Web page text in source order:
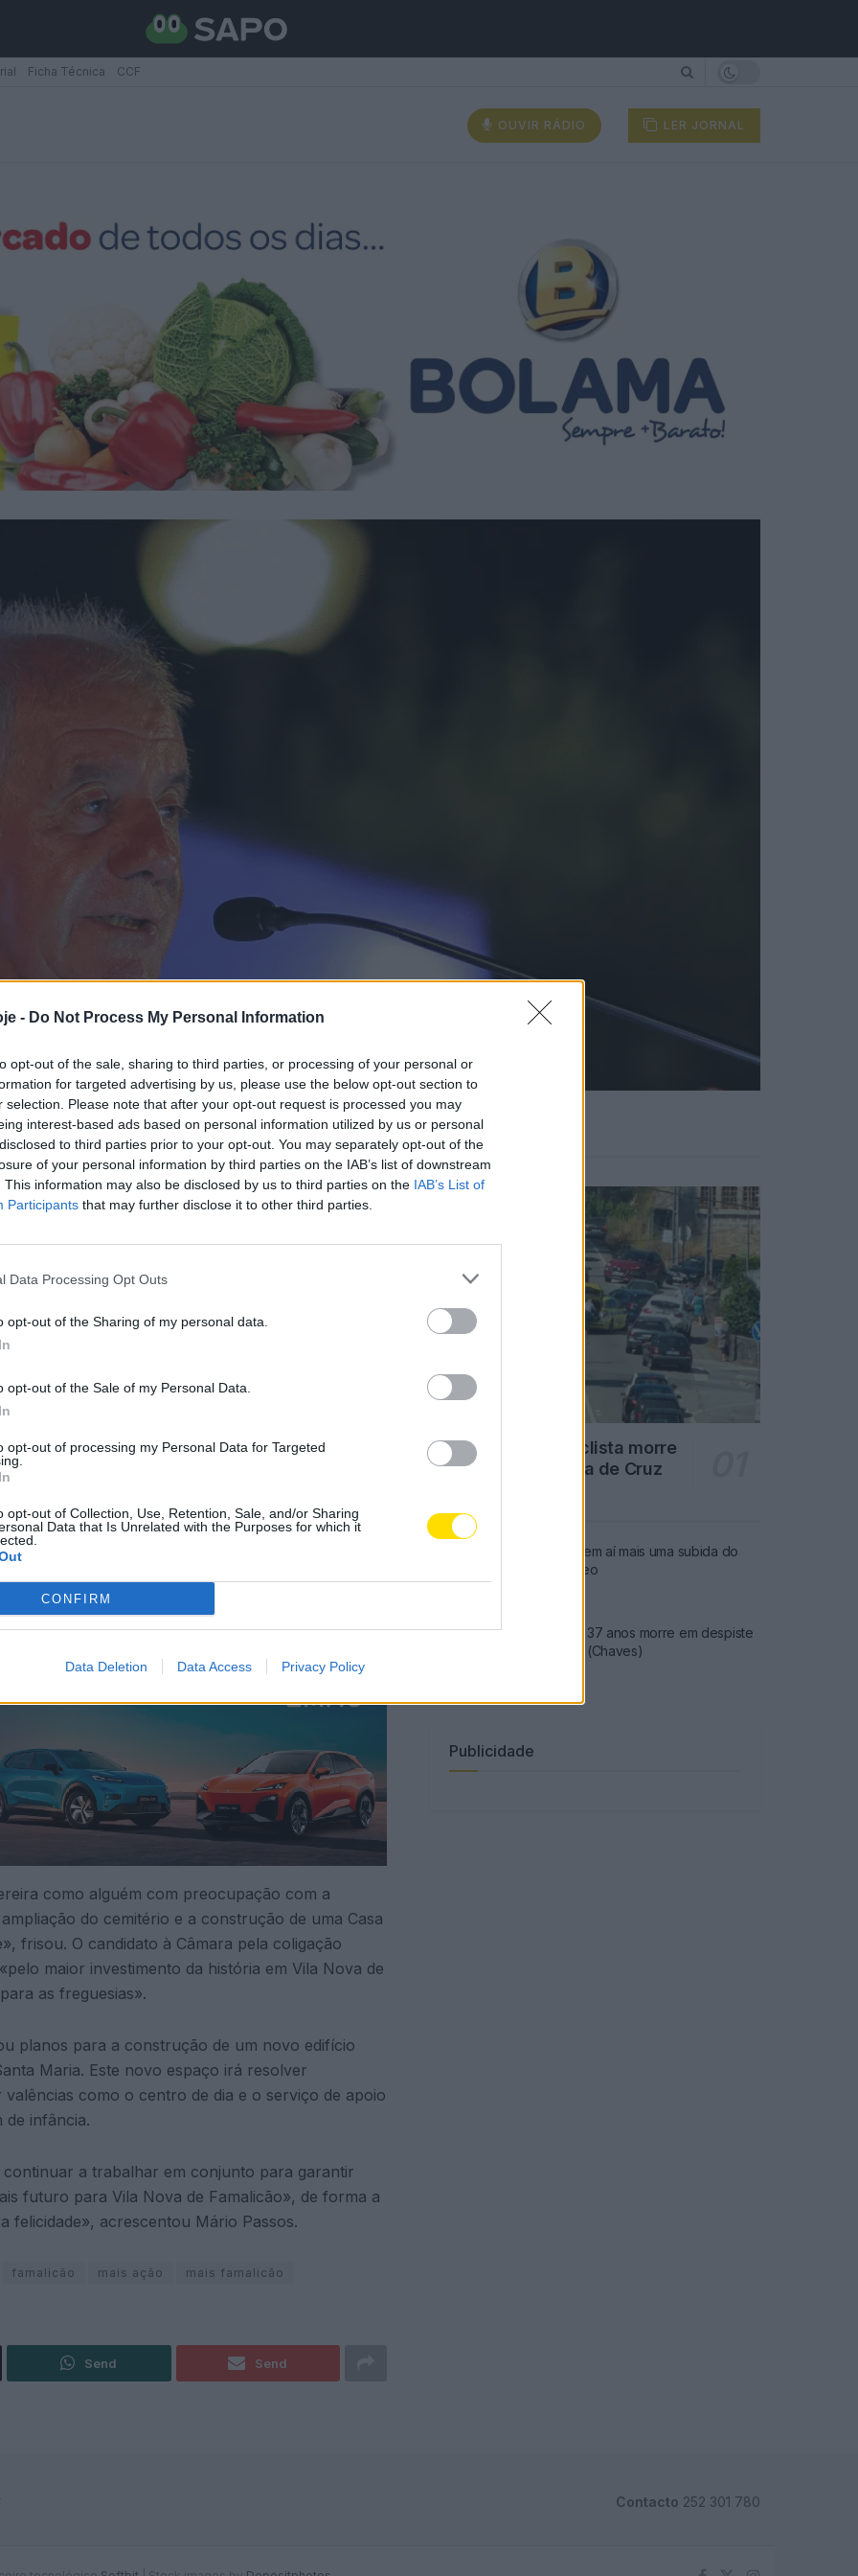
- Do Not Process My Personal Information
opt-out of the sale, sharing to third parties, or processing of your personal or
for targeted advertising by us, please use the below opt-out section to
selection. Please note that after your opt-out request is processed you may
interest-based ads based on personal information utilized by us or personal
to third parties prior to your opt-out. You may separately opt-out of the
of your personal information by third parties on the IAB’s list of downstream
This information may also be disclosed by us to third parties on the IAB’s List of
Participants that may further disclose it to other third parties.
Data Processing Opt Outs
opt-out of the Sharing of my personal data.
opt-out of the Sale of my Personal Data.
opt-out of processing my Personal Data for Targeted
opt-out of Collection, Use, Retention, Sale, and/or Sharing
Data that Is Unrelated with the Purposes for which it
CONFIRM
Data Deletion Data Access Privacy Policy
Ficha Técnica CCF
OUVIR RÁDIO LER JORNAL
Pereira quer dar
em Oliveira
, Concelho,Política ,PSD
“Mais Ação, Mais Famalicão” – PSD/CDS-
A apresentação decorreu na terça-feira, dia
feita, das propostas e para apresentar a equipa
competentes e dedicadas», disse.
a importância de uma política de proximidade,
seu discurso, referiu que «só com os interesses
construir uma freguesia cada vez mais justa,
como alguém com preocupação com a
do cemitério e a construção de uma Casa
frisou. O candidato à Câmara pela coligação
maior investimento da história em Vila Nova de
as freguesias».
planos para a construção de um novo edifício
Maria. Este novo espaço irá resolver
como o centro de dia e o serviço de apoio
de infância.
a trabalhar em conjunto para garantir
futuro para Vila Nova de Famalicão», de forma a
acrescentou Mário Passos.
famalicão mais ação
mais famalicão
Send Send
Notícias Populares
Famalicão: Motociclista morre
na N14 na freguesia de Cruz
Combustíveis: Vem aí mais uma subida do
preço do gasóleo
Famalicense de 37 anos morre em despiste
de mota na A24 (Chaves)
Publicidade
Contacto 252 301 780